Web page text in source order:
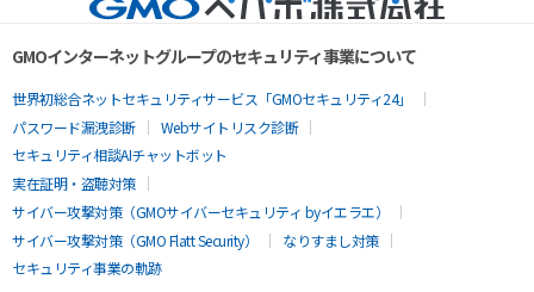
GMOインターネットグループのセキュリティ事業について
世界初総合ネットセキュリティサービス「GMOセキュリティ24」
パスワード漏洩診断
Webサイトリスク診断
セキュリティ相談AIチャットボット
実在証明・盗聴対策
サイバー攻撃対策（GMOサイバーセキュリティ byイエラエ）
サイバー攻撃対策（GMO Flatt Security）
なりすまし対策
セキュリティ事業の軌跡